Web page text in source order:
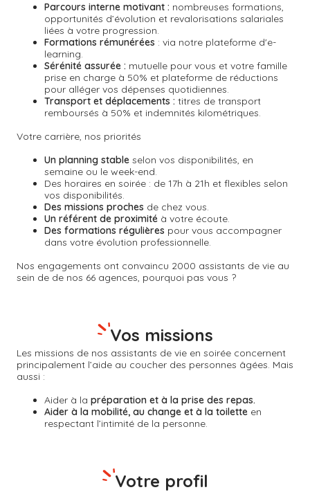
Parcours interne motivant : nombreuses formations,
opportunités d’évolution et revalorisations salariales
liées à votre progression.
Formations rémunérées : via notre plateforme d'e-
learning.
Sérénité assurée : mutuelle pour vous et votre famille
prise en charge à 50% et plateforme de réductions
pour alléger vos dépenses quotidiennes.
Transport et déplacements : titres de transport
remboursés à 50% et indemnités kilométriques.
Votre carrière, nos priorités
Un planning stable selon vos disponibilités, en
semaine ou le week-end.
Des horaires en soirée : de 17h à 21h et flexibles selon
vos disponibilités.
Des missions proches de chez vous.
Un référent de proximité à votre écoute.
Des formations régulières pour vous accompagner
dans votre évolution professionnelle.
Nos engagements ont convaincu 2000 assistants de vie au
sein de de nos 66 agences, pourquoi pas vous ?
Les missions de nos assistants de vie en soirée concernent
principalement l’aide au coucher des personnes âgées. Mais
aussi :
Aider à la préparation et à la prise des repas.
Aider à la mobilité, au change et à la toilette en
respectant l’intimité de la personne.
Vos missions
Votre profil